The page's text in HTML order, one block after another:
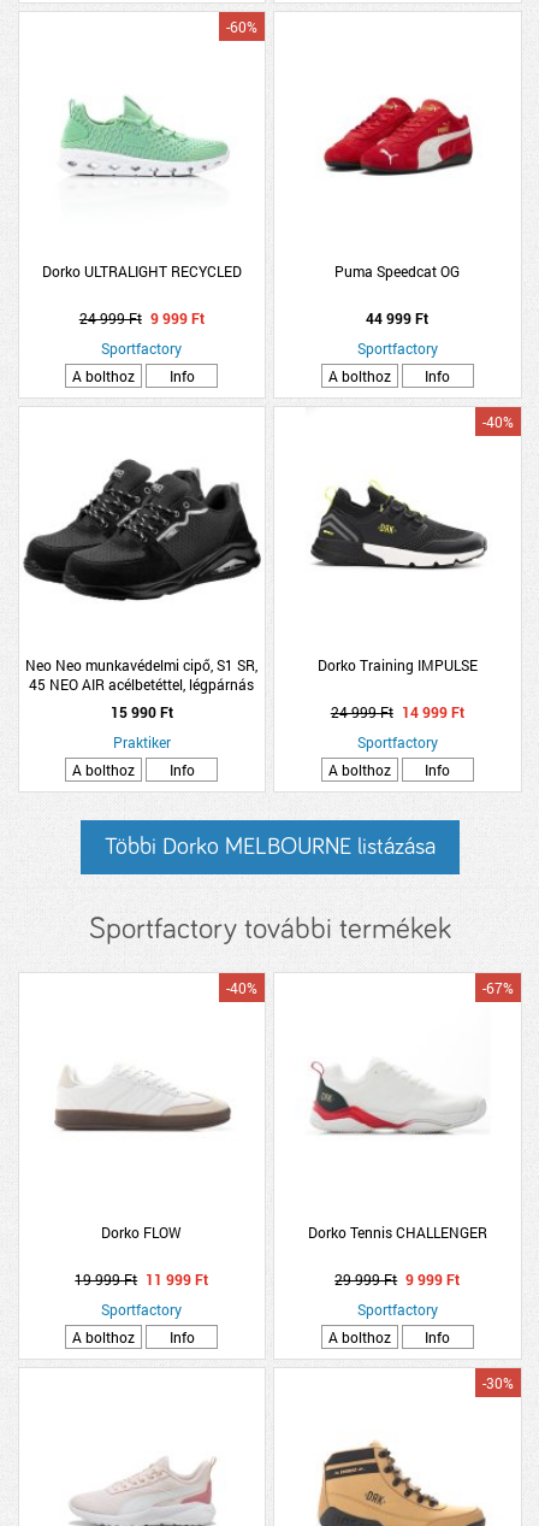
Dorko ULTRALIGHT RECYCLED
-60%
24 999 Ft 9 999 Ft
Sportfactory
A bolthoz
Info
Puma Speedcat OG
44 999 Ft
Sportfactory
A bolthoz
Info
Neo Neo munkavédelmi cipő, S1 SR,
45 NEO AIR acélbetéttel, légpárnás
talppal
15 990 Ft
Praktiker
A bolthoz
Info
Dorko Training IMPULSE
-40%
24 999 Ft 14 999 Ft
Sportfactory
A bolthoz
Info
Többi Dorko MELBOURNE listázása
Sportfactory további termékek
Dorko FLOW
-40%
19 999 Ft 11 999 Ft
Sportfactory
A bolthoz
Info
Dorko Tennis CHALLENGER
-67%
29 999 Ft 9 999 Ft
Sportfactory
A bolthoz
Info
-30%